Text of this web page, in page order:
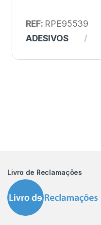
REF: RPE95539
ADESIVOS
Livro de Reclamações